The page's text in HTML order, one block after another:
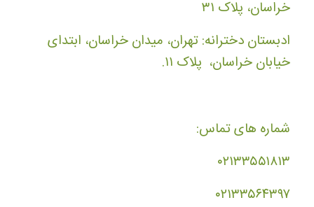
خراسان، پلاک ۳۱
ادبستان دخترانه: تهران، میدان خراسان، ابتدای
خیابان خراسان، پلاک ۱۱.
شماره های تماس:
۰۲۱۳۳۵۵۱۸۱۳
۰۲۱۳۳۵۶۴۳۹۷